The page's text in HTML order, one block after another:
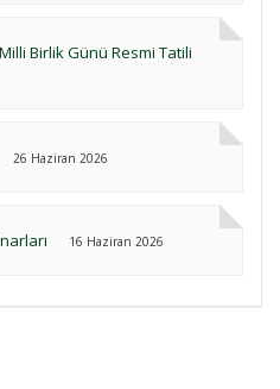
Birlik Günü Resmi Tatili
26 Haziran 2026
16 Haziran 2026